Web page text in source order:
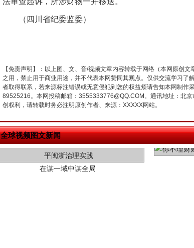
（四川省纪委监委）
【免责声明】：以上图、文、音/视频文章内容转载于网络（本网原创
之用，禁止用于商业用途，并不代表本网赞同其观点。仅供交流学习
者取得联系，若来源标注错误或无意侵犯到您的权益烦请告知本网制
89525216。本网投稿邮箱：3555333776@QQ.COM。通讯地址：北
创权利，请转载时务必注明原创作者、来源：XXXXX网站。
全球视频图文新闻
在谋一域中谋全局